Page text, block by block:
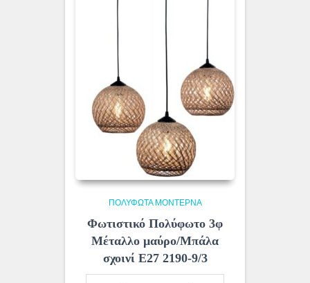
ΠΟΛΎΦΩΤΑ ΜΟΝΤΈΡΝΑ
Φωτιστικό Πολύφωτο 3φ
Μέταλλο μαύρο/Μπάλα
σχοινί Ε27 2190-9/3